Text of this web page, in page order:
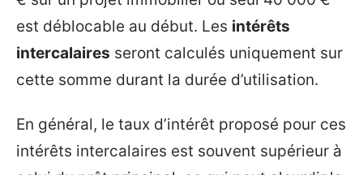
est déblocable au début. Les intérêts
intercalaires seront calculés uniquement sur
cette somme durant la durée d’utilisation.
En général, le taux d’intérêt proposé pour ces
intérêts intercalaires est souvent supérieur à